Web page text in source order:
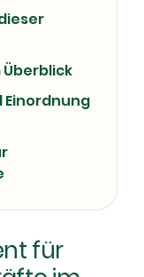
Einordnung
für